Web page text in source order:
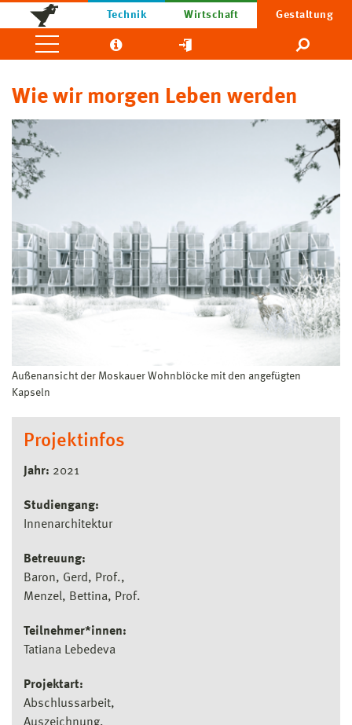
Technik Wirtschaft Gestaltung
Wie wir morgen Leben werden
Außenansicht der Moskauer Wohnblöcke mit den angefügten
Kapseln
Projektinfos
Jahr: 2021
Studiengang:
Innenarchitektur
Betreuung:
Baron, Gerd, Prof.
Menzel, Bettina, Prof.
Teilnehmer*innen:
Tatiana Lebedeva
Projektart:
Abschlussarbeit
Auszeichnung